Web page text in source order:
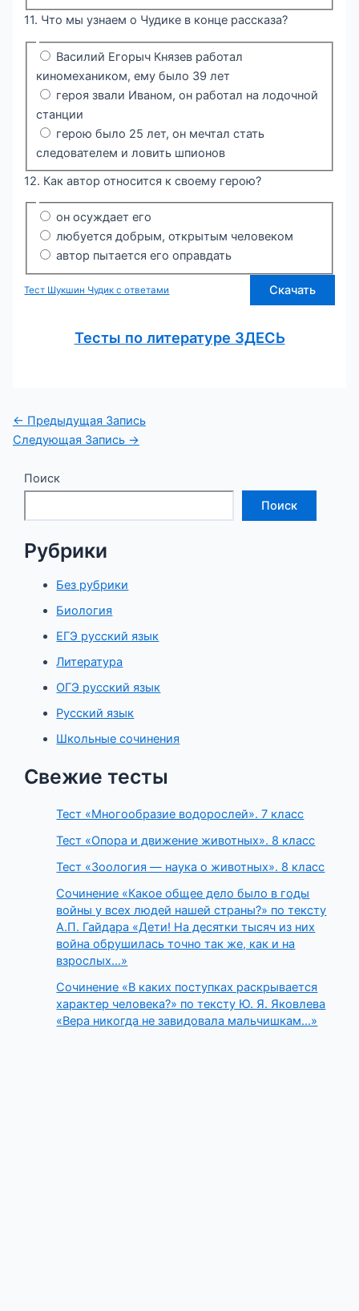
11. Что мы узнаем о Чудике в конце рассказа?
Василий Егорыч Князев работал
киномехаником, ему было 39 лет
героя звали Иваном, он работал на лодочной
станции
герою было 25 лет, он мечтал стать
следователем и ловить шпионов
12. Как автор относится к своему герою?
он осуждает его
любуется добрым, открытым человеком
автор пытается его оправдать
Тест Шукшин Чудик с ответами Скачать
Тесты по литературе ЗДЕСЬ
Навигация
по
← Предыдущая Запись
Следующая Запись →
Поиск
Поиск
Рубрики
Без рубрики
Биология
ЕГЭ русский язык
Литература
ОГЭ русский язык
Русский язык
Школьные сочинения
Свежие тесты
Тест «Многообразие водорослей». 7 класс
Тест «Опора и движение животных». 8 класс
Тест «Зоология — наука о животных». 8 класс
Сочинение «Какое общее дело было в годы
войны у всех людей нашей страны?» по тексту
А.П. Гайдара «Дети! На десятки тысяч из них
война обрушилась точно так же, как и на
взрослых…»
Сочинение «В каких поступках раскрывается
характер человека?» по тексту Ю. Я. Яковлева
«Вера никогда не завидовала мальчишкам…»